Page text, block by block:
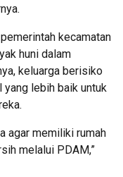
kecamatan
huni dalam
keluarga berisiko
lebih baik untuk
agar memiliki rumah
melalui PDAM,”